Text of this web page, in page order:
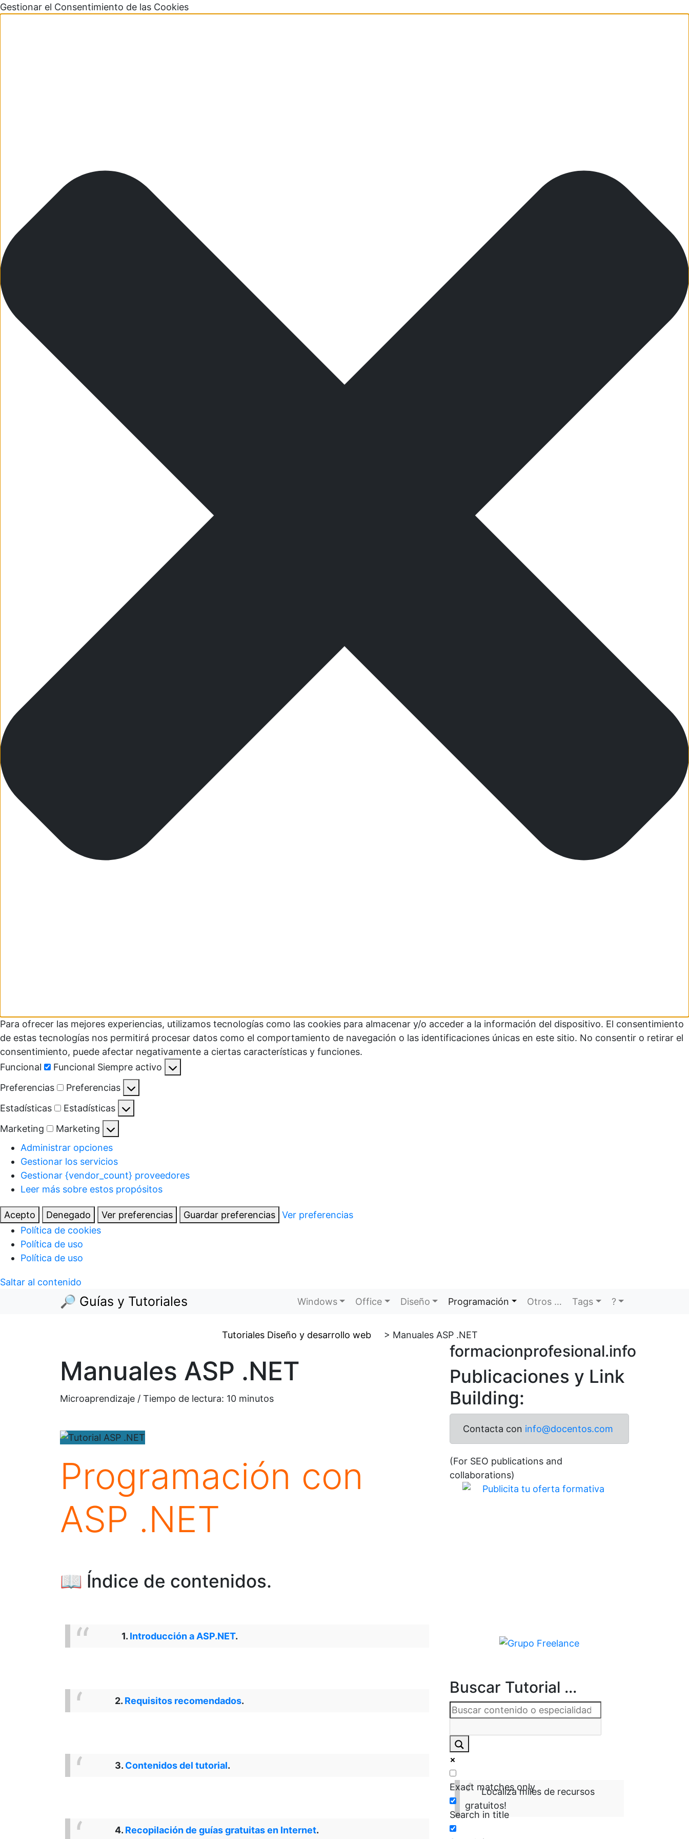
Gestionar el Consentimiento de las Cookies
Para ofrecer las mejores experiencias, utilizamos tecnologías como las cookies para almacenar y/o acceder a la información del dispositivo. El consentimiento
de estas tecnologías nos permitirá procesar datos como el comportamiento de navegación o las identificaciones únicas en este sitio. No consentir o retirar el
consentimiento, puede afectar negativamente a ciertas características y funciones.
Funcional
Funcional Siempre activo
Preferencias
Preferencias
Estadísticas
Estadísticas
Marketing
Marketing
Administrar opciones
Gestionar los servicios
Gestionar {vendor_count} proveedores
Leer más sobre estos propósitos
Acepto Denegado Ver preferencias Guardar preferencias
Ver preferencias
Política de cookies
Política de uso
Política de uso
Saltar al contenido
🔎 Guías y Tutoriales Windows Office Diseño Programación Otros … Tags ?
Tutoriales Diseño y desarrollo web > Manuales ASP .NET
Manuales ASP .NET
Microaprendizaje / Tiempo de lectura: 10 minutos
Programación con
ASP .NET
📖 Índice de contenidos.
1. Introducción a ASP.NET.
2. Requisitos recomendados.
3. Contenidos del tutorial.
4. Recopilación de guías gratuitas en Internet.
formacionprofesional.info
Publicaciones y Link
Building:
Contacta con info@docentos.com
(For SEO publications and
collaborations)
Buscar Tutorial ...
Exact matches only
Search in title
Localiza miles de recursos
gratuitos!